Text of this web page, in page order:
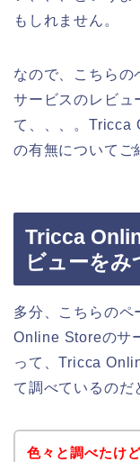
もしれません。
なので、こちら
サービスのレビュ
て、、、。Tricca
の有無についてご
Tricca
ビューをみ
多分、こちらのペ
Online Storeのサ
って、Tricca
て調べているのだ
色々と調べたけ